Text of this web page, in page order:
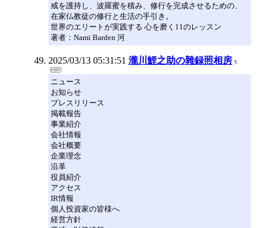
戒を護持し、波羅蜜を積み、修行を完成させるための、
在家仏教徒の修行と生活の手引き。
世界のエリートが実践する 心を磨く11のレッスン
著者：Nami Barden 河
2025/03/13 05:31:51 瀧川鯉之助の雜録照相房
ニュース
お知らせ
プレスリリース
掲載報告
事業紹介
会社情報
会社概要
企業理念
沿革
役員紹介
アクセス
IR情報
個人投資家の皆様へ
経営方針